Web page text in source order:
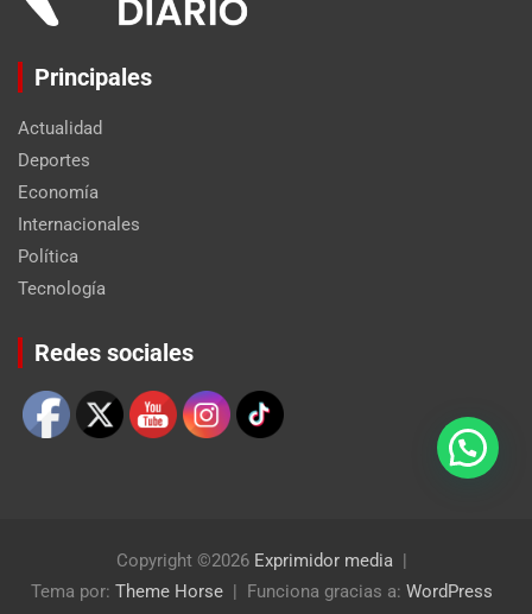
Principales
Actualidad
Deportes
Economía
Internacionales
Política
Tecnología
Redes sociales
Copyright ©2026 Exprimidor media
Tema por: Theme Horse Funciona gracias a: WordPress